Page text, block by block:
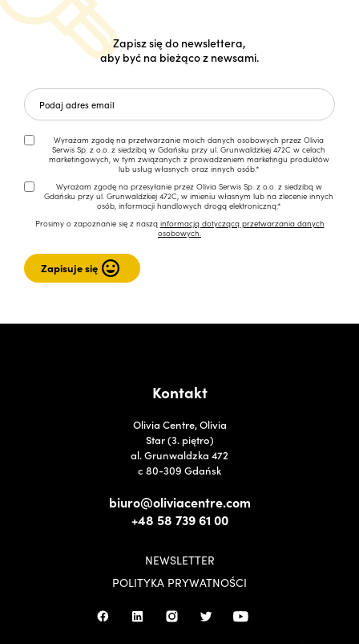
Zapisz się do newslettera,
aby być na bieżąco z newsami.
Wyrażam zgodę na przetwarzanie moich danych osobowych przez Olivia
Serwis Sp. z o.o. z siedzibą w Gdańsku przy ul. Grunwaldzkiej 472C w celach
marketingowych, w tym związanych z prowadzeniem marketingu produktów
lub usług własnych oraz innych osób.*
Wyrażam zgodę na przesyłanie przez Olivia Serwis Sp. z o.o. z siedzibą w
Gdańsku przy ul. Grunwaldzkiej 472C, w imieniu własnym lub na zlecenie innych
osób, informacji handlowych drogą elektroniczną.*
Prosimy o zapoznanie się z naszą informacją dotyczącą przetwarzania danych
osobowych.
Kontakt
Olivia Centre, Olivia
Star (3. piętro)
al. Grunwaldzka 472
c 80-309 Gdańsk
biuro@oliviacentre.com
+48 58 739 61 00
NEWSLETTER
POLITYKA PRYWATNOŚCI